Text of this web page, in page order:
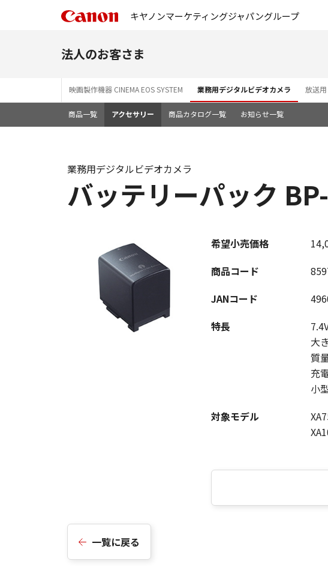
キヤノンマーケティングジャパングループ
法人のお客さま
映画製作機器 CINEMA EOS SYSTEM 業務用デジタルビデオカメラ 放送
商品一覧 アクセサリー 商品カタログ一覧 お知らせ一覧
バッテリーパック
業務用デジタルビデオカメラ
希望小売価格
商品コード
JANコード
特長
大
質
充
小
対象モデル
一覧に戻る